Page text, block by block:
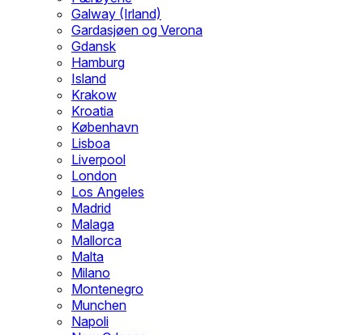
Galway (Irland)
Gardasjøen og Verona
Gdansk
Hamburg
Island
Krakow
Kroatia
København
Lisboa
Liverpool
London
Los Angeles
Madrid
Malaga
Mallorca
Malta
Milano
Montenegro
Munchen
Napoli